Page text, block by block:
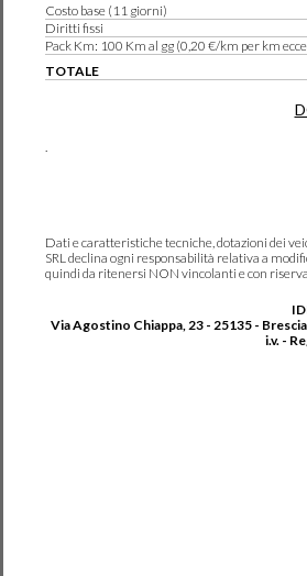
Costo base (11 giorni)
Diritti fissi
Pack Km: 100 Km al gg (0,20 €/km per km
TOTALE
.
Dati e caratteristiche tecniche, dotazioni dei
SRL declina ogni responsabilità relativa a
quindi da ritenersi NON vincolanti e con
Via Agostino Chiappa, 23 - 25135 -
i.v. -